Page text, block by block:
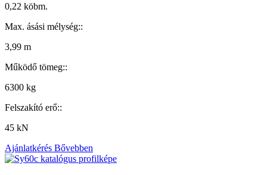
0,22 köbm.
Max. ásási mélység::
3,99 m
Működő tömeg::
6300 kg
Felszakító erő::
45 kN
Ajánlatkérés Bővebben